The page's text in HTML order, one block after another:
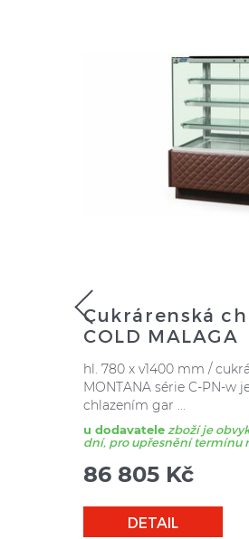
Cukrárenská
COLD MALAGA
hl. 780 x v1400 mm /
MONTANA série C-PN-w
chlazením gar ...
u dodavatele zboží je
dní, pro upřesnění termínu
86 805 Kč
DETAIL